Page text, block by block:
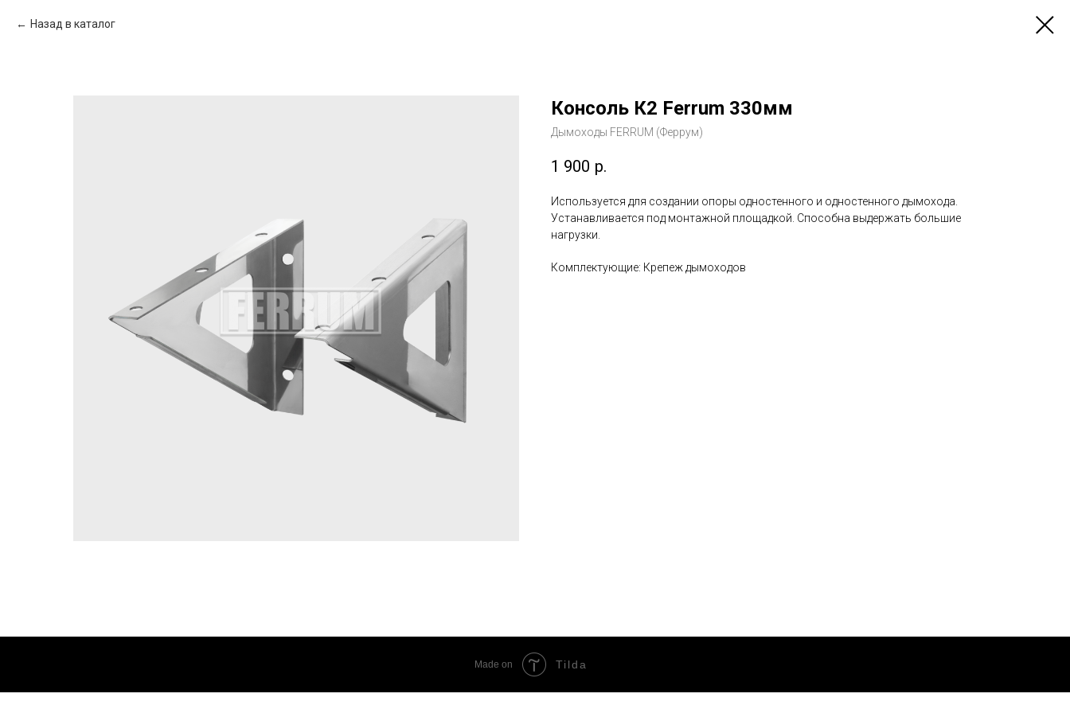
Назад в каталог
Консоль К2 Ferrum 330мм
Дымоходы FERRUM (Феррум)
1 900 р.
Используется для создании опоры одностенного и одностенного дымохода.
Устанавливается под монтажной площадкой. Способна выдержать большие
нагрузки.
Комплектующие: Крепеж дымоходов
Made on Tilda